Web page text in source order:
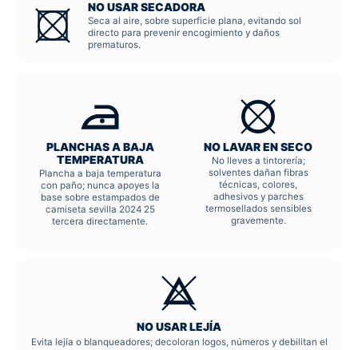
NO USAR SECADORA
Seca al aire, sobre superficie plana, evitando sol
directo para prevenir encogimiento y daños
prematuros.
PLANCHAS A BAJA
TEMPERATURA
Plancha a baja temperatura
con paño; nunca apoyes la
base sobre estampados de
camiseta sevilla 2024 25
tercera directamente.
NO LAVAR EN SECO
No lleves a tintorería;
solventes dañan fibras
técnicas, colores,
adhesivos y parches
termosellados sensibles
gravemente.
NO USAR LEJÍA
Evita lejía o blanqueadores; decoloran logos, números y debilitan el